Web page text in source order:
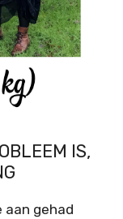
IS,
aan gehad